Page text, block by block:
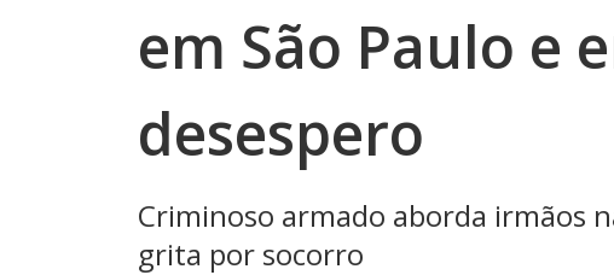
em São Paulo e
desespero
Criminoso armado aborda irmãos
grita por socorro